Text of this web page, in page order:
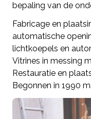
bepaling van de
Fabricage en
automatische
lichtkoepels en
Vitrines in messing
Restauratie en
Begonnen in 1990